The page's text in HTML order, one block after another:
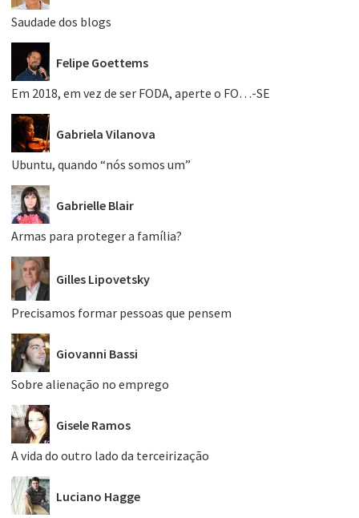
Saudade dos blogs
Felipe Goettems
Em 2018, em vez de ser FODA, aperte o FO…-SE
Gabriela Vilanova
Ubuntu, quando “nós somos um”
Gabrielle Blair
Armas para proteger a família?
Gilles Lipovetsky
Precisamos formar pessoas que pensem
Giovanni Bassi
Sobre alienação no emprego
Gisele Ramos
A vida do outro lado da terceirização
Luciano Hagge